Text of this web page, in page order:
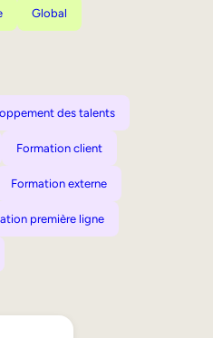
Global
des talents
Formation client
Formation externe
première ligne